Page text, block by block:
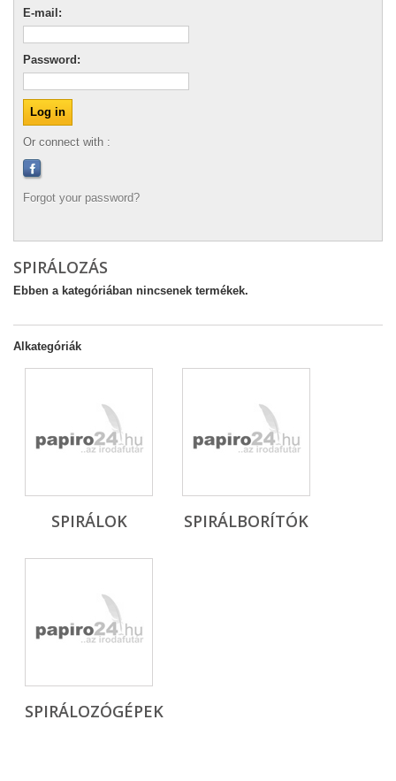
E-mail:
Password:
Or connect with :
Forgot your password?
SPIRÁLOZÁS
Ebben a kategóriában nincsenek termékek.
Alkategóriák
SPIRÁLOK SPIRÁLBORÍTÓK
SPIRÁLOZÓGÉPEK